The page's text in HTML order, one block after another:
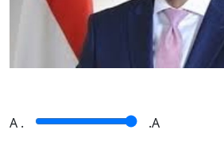
A . .A